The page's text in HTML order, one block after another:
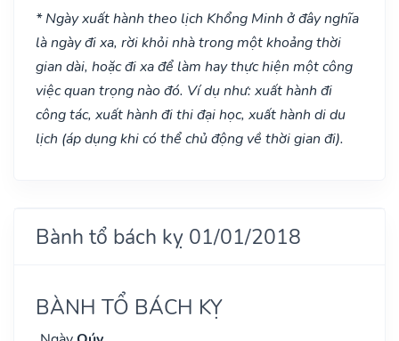
* Ngày xuất hành theo lịch Khổng Minh ở đây nghĩa
là ngày đi xa, rời khỏi nhà trong một khoảng thời
gian dài, hoặc đi xa để làm hay thực hiện một công
việc quan trọng nào đó. Ví dụ như: xuất hành đi
công tác, xuất hành đi thi đại học, xuất hành di du
lịch (áp dụng khi có thể chủ động về thời gian đi).
Bành tổ bách kỵ 01/01/2018
BÀNH TỔ BÁCH KỴ